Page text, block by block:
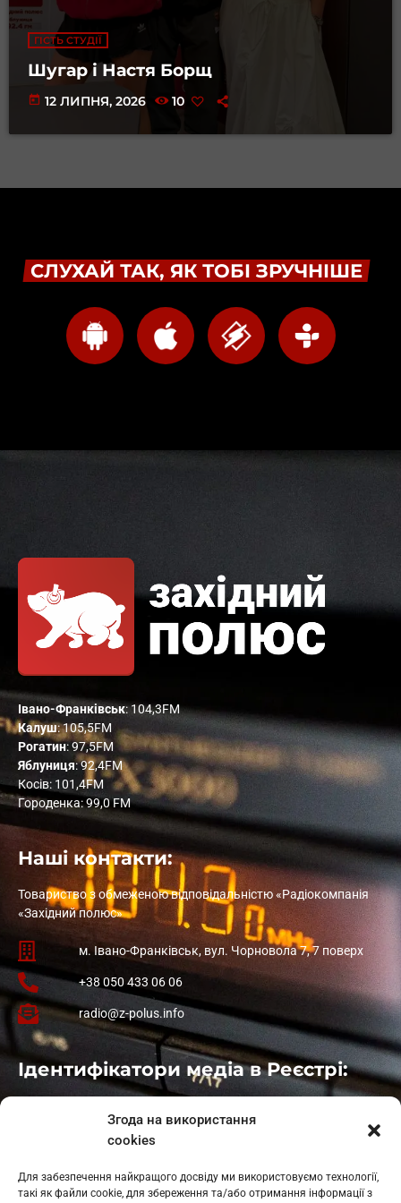
Згода на використання
cookies
Для забезпечення найкращого досвіду ми використовуємо технології,
такі як файли cookie, для збереження та/або отримання інформації з
ГІСТЬ СТУДІЇ
Шугар і Настя Борщ
today 12 ЛИПНЯ, 2026 10
СЛУХАЙ ТАК, ЯК ТОБІ ЗРУЧНІШЕ
Івано-Франківськ: 104,3FM
Калуш: 105,5FM
Рогатин: 97,5FM
Яблуниця: 92,4FM
Косів: 101,4FM
Городенка: 99,0 FM
Наші контакти:
Товариство з обмеженою відповідальністю «Радіокомпанія
«Західний полюс»
м. Івано-Франківськ, вул. Чорновола 7, 7 поверх
+38 050 433 06 06
radio@z-polus.info
Ідентифікатори медіа в Реєстрі:
: L11-01410
: L11-01801
Косів: L11-01805
Гарасимів: L11-02274